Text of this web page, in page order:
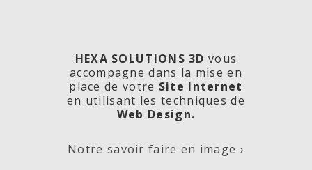
Les
HEXA SOLUTIONS 3D vous
accompagne dans la mise en
place de votre Site Internet
en utilisant les techniques de
Web Design.
Notre savoir faire en image ›